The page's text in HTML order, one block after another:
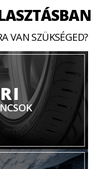
VAN SZÜKSÉGED?